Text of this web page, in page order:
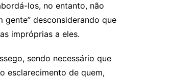
los, no entanto, não
desconsiderando que
impróprias a eles.
sendo necessário que
esclarecimento de quem,